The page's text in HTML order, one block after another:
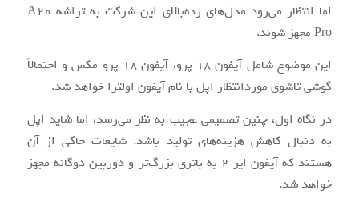
اما انتظار می‌رود مدل‌های رده‌بالای این شرکت به تراشه A20
Pro مجهز شوند.
این موضوع شامل آیفون ۱۸ پرو، آیفون ۱۸ پرو مکس و احتمالاً
گوشی تاشوی موردانتظار اپل با نام آیفون اولترا خواهد شد.
در نگاه اول، چنین تصمیمی عجیب به نظر می‌رسد، اما شاید اپل
به دنبال کاهش هزینه‌های تولید باشد. شایعات حاکی از آن
هستند که آیفون ایر 2 به باتری بزرگ‌تر و دوربین دوگانه مجهز
خواهد شد.